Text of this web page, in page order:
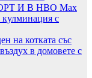
И В НВО Мах
кулминация с
на котката със
в домовете с